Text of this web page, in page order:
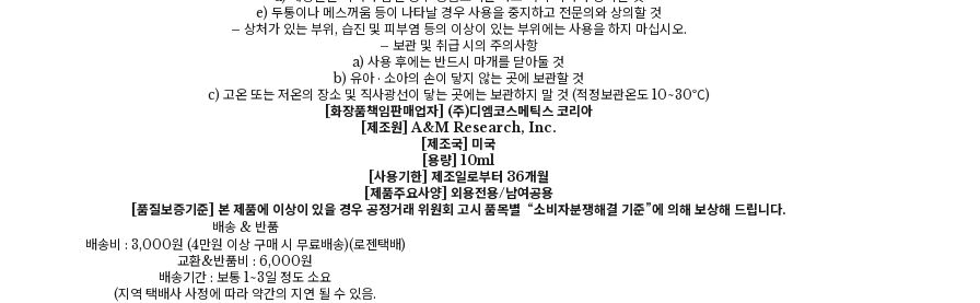
코 라이프 하세요!
e) 두통이나 메스꺼움 등이 나타날 경우 사용을 중지하고 전문의와 상의할 것
– 상처가 있는 부위, 습진 및 피부염 등의 이상이 있는 부위에는 사용을 하지 마십시오.
– 보관 및 취급 시의 주의사항
a) 사용 후에는 반드시 마개를 닫아둘 것
b) 유아 · 소아의 손이 닿지 않는 곳에 보관할 것
c) 고온 또는 저온의 장소 및 직사광선이 닿는 곳에는 보관하지 말 것 (적정보관온도 10~30℃)
[화장품책임판매업자] (주)디엠코스메틱스 코리아
[제조원] A&M Research, Inc.
[제조국] 미국
[용량] 10ml
[사용기한] 제조일로부터 36개월
[제품주요사양] 외용전용/남여공용
[품질보증기준] 본 제품에 이상이 있을 경우 공정거래 위원회 고시 품목별 “소비자분쟁해결 기준”에 의해 보상해 드립니다.
배송 & 반품
배송비 : 3,000원 (4만원 이상 구매 시 무료배송)(로젠택배)
교환&반품비 : 6,000원
배송기간 : 보통 1~3일 정도 소요
(지역 택배사 사정에 따라 약간의 지연 될 수 있음.